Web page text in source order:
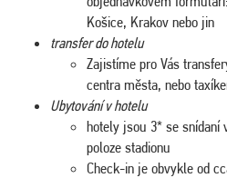
Košice, Krakov nebo jin
transfer do hotelu
Zajistíme pro Vás
centra města, nebo
Ubytování v hotelu
hotely jsou 3* se snídaní
poloze stadionu
Check-in je obvykle od